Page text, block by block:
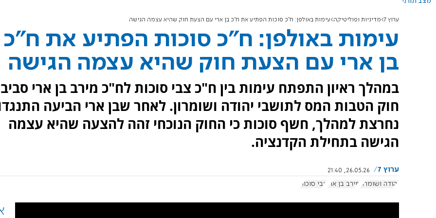
ערוץ 7 מדיניות ופוליטיקה עימות באולפן: ח"כ סוכות הפתיע את ח"כ בן ארי עם הצעת חוק שהיא עצמה הגישה
עימות באולפן: ח"כ סוכות הפתיע את ח"כ
בן ארי עם הצעת חוק שהיא עצמה הגישה
במהלך ראיון התפתח עימות בין ח"כ צבי סוכות לח"כ מירב בן ארי סביב
חוק הטבות המס לתושבי יהודה ושומרון. לאחר שבן ארי הביעה
נחרצת למהלך, חשף סוכות כי החוק הנוכחי זהה להצעה שהיא עצמה
הגישה בתחילת הקדנציה.
ערוץ 7
26.05.26, 21:40
יהודה ושומרון
מירב בן ארי צבי סוכות